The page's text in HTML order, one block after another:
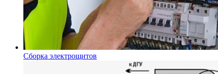
Сборка электрощитов